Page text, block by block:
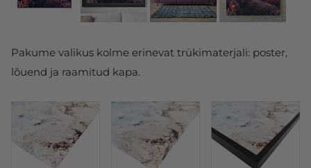
Pakume valikus kolme erinevat trükimaterjali: poster,
lõuend ja raamitud kapa.